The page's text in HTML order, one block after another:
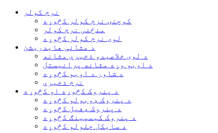
نرم کولر
کوچنۍ نرم کولر کڅوړه
منځنی نرم کولر
لوی نرم کولر کڅوړه
د مثانې هایدریشن
د لوی خلاصیدو ذخیرې مثانه
د اوبو وړه مثانه پرانیستل
د شاور د اوبو کڅوړه
نرم ذخیرې
د پنروک کڅوړه او کڅوړه
د پنروک ډوبولو کڅوړه
د پنروک ډفیل کڅوړه
د پنروک کیمپینګ کڅوړه
د سایکل چلولو کڅوړه